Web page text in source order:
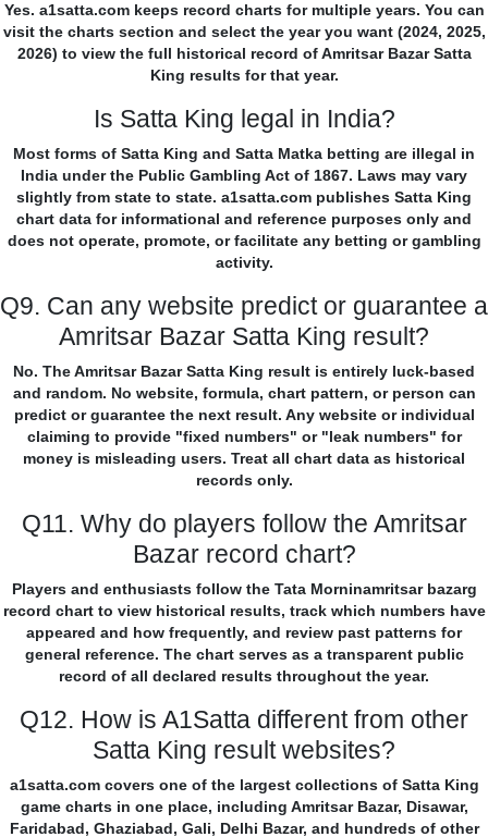
Yes. a1satta.com keeps record charts for multiple years. You can
visit the charts section and select the year you want (2024, 2025,
2026) to view the full historical record of Amritsar Bazar Satta
King results for that year.
Is Satta King legal in India?
Most forms of Satta King and Satta Matka betting are illegal in
India under the Public Gambling Act of 1867. Laws may vary
slightly from state to state. a1satta.com publishes Satta King
chart data for informational and reference purposes only and
does not operate, promote, or facilitate any betting or gambling
activity.
Q9. Can any website predict or guarantee a
Amritsar Bazar Satta King result?
No. The Amritsar Bazar Satta King result is entirely luck-based
and random. No website, formula, chart pattern, or person can
predict or guarantee the next result. Any website or individual
claiming to provide "fixed numbers" or "leak numbers" for
money is misleading users. Treat all chart data as historical
records only.
Q11. Why do players follow the Amritsar
Bazar record chart?
Players and enthusiasts follow the Tata Morninamritsar bazarg
record chart to view historical results, track which numbers have
appeared and how frequently, and review past patterns for
general reference. The chart serves as a transparent public
record of all declared results throughout the year.
Q12. How is A1Satta different from other
Satta King result websites?
a1satta.com covers one of the largest collections of Satta King
game charts in one place, including Amritsar Bazar, Disawar,
Faridabad, Ghaziabad, Gali, Delhi Bazar, and hundreds of other